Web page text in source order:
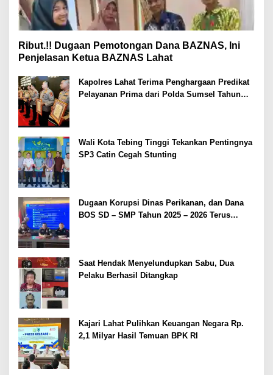
Ribut.!! Dugaan Pemotongan Dana BAZNAS, Ini
Penjelasan Ketua BAZNAS Lahat
Kapolres Lahat Terima Penghargaan Predikat
Pelayanan Prima dari Polda Sumsel Tahun
Wali Kota Tebing Tinggi Tekankan Pentingnya
SP3 Catin Cegah Stunting
Dugaan Korupsi Dinas Perikanan, dan Dana
BOS SD – SMP Tahun 2025 – 2026 Terus
Saat Hendak Menyelundupkan Sabu, Dua
Pelaku Berhasil Ditangkap
Kajari Lahat Pulihkan Keuangan Negara Rp.
2,1 Milyar Hasil Temuan BPK RI